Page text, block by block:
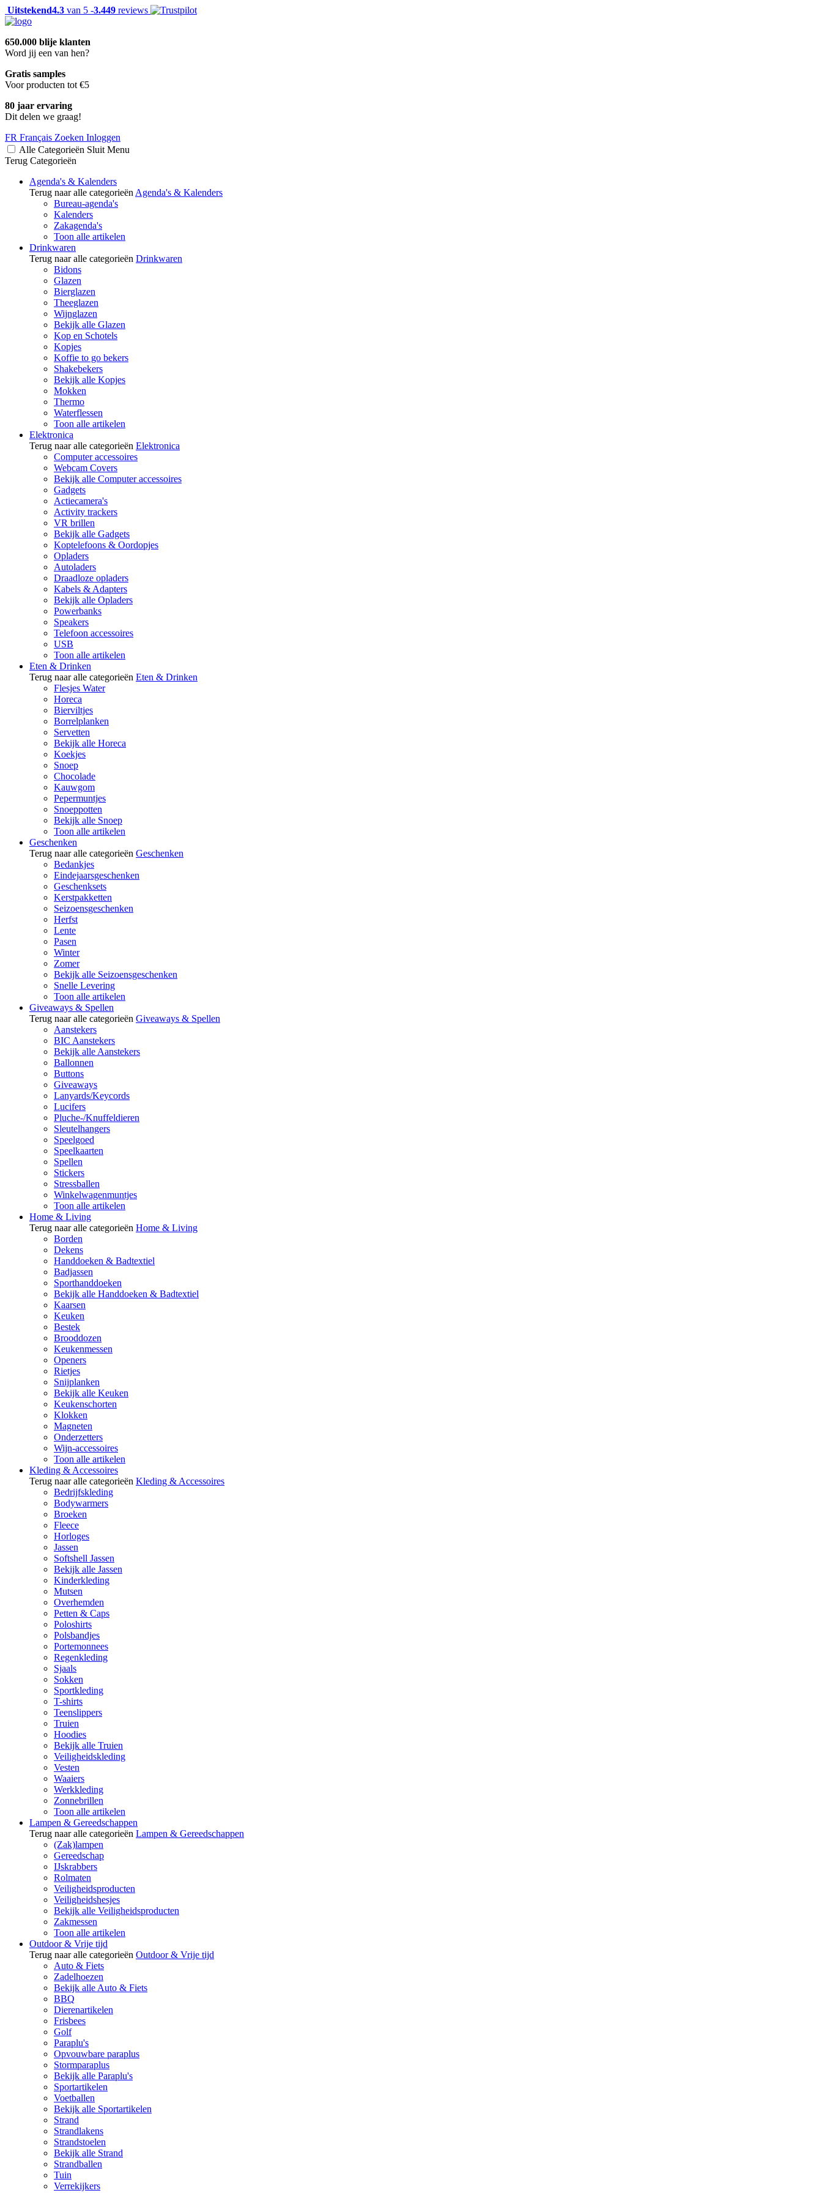
Uitstekend4.3 van 5 -3.449 reviews
650.000 blije klanten
Word jij een van hen?
Gratis samples
Voor producten tot €5
80 jaar ervaring
Dit delen we graag!
FR Français Zoeken Inloggen
Alle Categorieën Sluit Menu
Terug Categorieën
Agenda's & Kalenders
Terug naar alle categorieën Agenda's & Kalenders
Bureau-agenda's
Kalenders
Zakagenda's
Toon alle artikelen
Drinkwaren
Terug naar alle categorieën Drinkwaren
Bidons
Glazen
Bierglazen
Theeglazen
Wijnglazen
Bekijk alle Glazen
Kop en Schotels
Kopjes
Koffie to go bekers
Shakebekers
Bekijk alle Kopjes
Mokken
Thermo
Waterflessen
Toon alle artikelen
Elektronica
Terug naar alle categorieën Elektronica
Computer accessoires
Webcam Covers
Bekijk alle Computer accessoires
Gadgets
Actiecamera's
Activity trackers
VR brillen
Bekijk alle Gadgets
Koptelefoons & Oordopjes
Opladers
Autoladers
Draadloze opladers
Kabels & Adapters
Bekijk alle Opladers
Powerbanks
Speakers
Telefoon accessoires
USB
Toon alle artikelen
Eten & Drinken
Terug naar alle categorieën Eten & Drinken
Flesjes Water
Horeca
Bierviltjes
Borrelplanken
Servetten
Bekijk alle Horeca
Koekjes
Snoep
Chocolade
Kauwgom
Pepermuntjes
Snoeppotten
Bekijk alle Snoep
Toon alle artikelen
Geschenken
Terug naar alle categorieën Geschenken
Bedankjes
Eindejaarsgeschenken
Geschenksets
Kerstpakketten
Seizoensgeschenken
Herfst
Lente
Pasen
Winter
Zomer
Bekijk alle Seizoensgeschenken
Snelle Levering
Toon alle artikelen
Giveaways & Spellen
Terug naar alle categorieën Giveaways & Spellen
Aanstekers
BIC Aanstekers
Bekijk alle Aanstekers
Ballonnen
Buttons
Giveaways
Lanyards/Keycords
Lucifers
Pluche-/Knuffeldieren
Sleutelhangers
Speelgoed
Speelkaarten
Spellen
Stickers
Stressballen
Winkelwagenmuntjes
Toon alle artikelen
Home & Living
Terug naar alle categorieën Home & Living
Borden
Dekens
Handdoeken & Badtextiel
Badjassen
Sporthanddoeken
Bekijk alle Handdoeken & Badtextiel
Kaarsen
Keuken
Bestek
Brooddozen
Keukenmessen
Openers
Rietjes
Snijplanken
Bekijk alle Keuken
Keukenschorten
Klokken
Magneten
Onderzetters
Wijn-accessoires
Toon alle artikelen
Kleding & Accessoires
Terug naar alle categorieën Kleding & Accessoires
Bedrijfskleding
Bodywarmers
Broeken
Fleece
Horloges
Jassen
Softshell Jassen
Bekijk alle Jassen
Kinderkleding
Mutsen
Overhemden
Petten & Caps
Poloshirts
Polsbandjes
Portemonnees
Regenkleding
Sjaals
Sokken
Sportkleding
T-shirts
Teenslippers
Truien
Hoodies
Bekijk alle Truien
Veiligheidskleding
Vesten
Waaiers
Werkkleding
Zonnebrillen
Toon alle artikelen
Lampen & Gereedschappen
Terug naar alle categorieën Lampen & Gereedschappen
(Zak)lampen
Gereedschap
IJskrabbers
Rolmaten
Veiligheidsproducten
Veiligheidshesjes
Bekijk alle Veiligheidsproducten
Zakmessen
Toon alle artikelen
Outdoor & Vrije tijd
Terug naar alle categorieën Outdoor & Vrije tijd
Auto & Fiets
Zadelhoezen
Bekijk alle Auto & Fiets
BBQ
Dierenartikelen
Frisbees
Golf
Paraplu's
Opvouwbare paraplus
Stormparaplus
Bekijk alle Paraplu's
Sportartikelen
Voetballen
Bekijk alle Sportartikelen
Strand
Strandlakens
Strandstoelen
Bekijk alle Strand
Strandballen
Tuin
Verrekijkers